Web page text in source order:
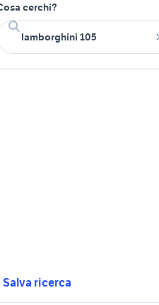
cerchi?
Salva ricerca